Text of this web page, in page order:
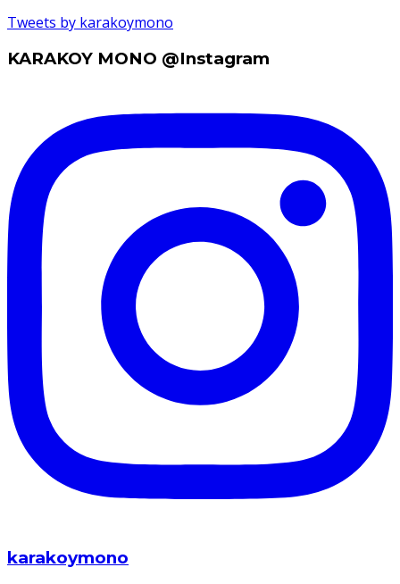
Tweets by karakoymono
KARAKOY MONO @Instagram
karakoymono